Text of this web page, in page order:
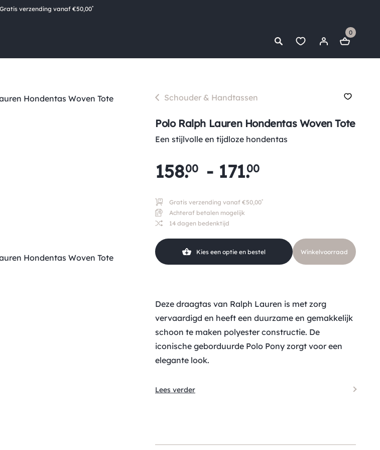
Gratis verzending vanaf €50,00*
0
Schouder & Handtassen
Polo Ralph Lauren Hondentas Woven Tote
Een stijlvolle en tijdloze hondentas
158.00 - 171.00
Gratis verzending vanaf €50,00*
Achteraf betalen mogelijk
14 dagen bedenktijd
Kies een optie en bestel Winkelvoorraad
Deze draagtas van Ralph Lauren is met zorg
vervaardigd en heeft een duurzame en gemakkelijk
schoon te maken polyester constructie. De
iconische geborduurde Polo Pony zorgt voor een
elegante look.
Lees verder